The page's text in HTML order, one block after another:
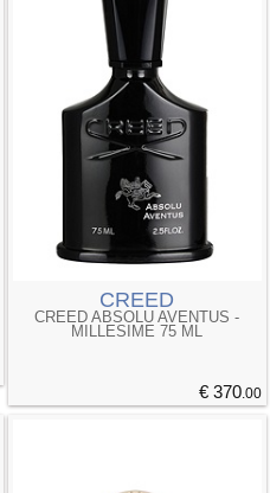
CREED
CREED ABSOLU AVENTUS -
MILLESIME 75 ML
€ 370 .00